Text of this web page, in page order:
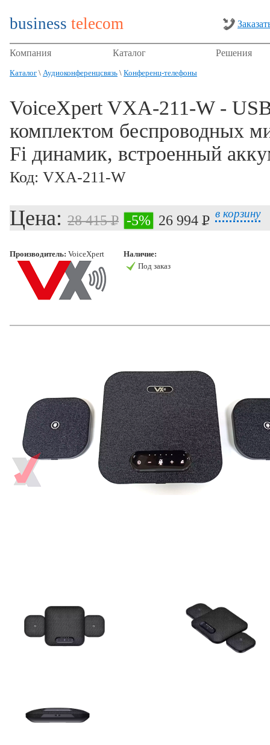
business telecom
Компания Каталог Решения
Каталог \ Аудиоконференцсвязь \ Конференц-телефоны
VoiceXpert VXA-211-W -
комплектом беспроводных
Fi динамик, встроенный
Код: VXA-211-W
Цена: 28 415 PУБ.
-5% 26 994 PУБ.
в корзину
Производитель: VoiceXpert
Наличие:
Под заказ